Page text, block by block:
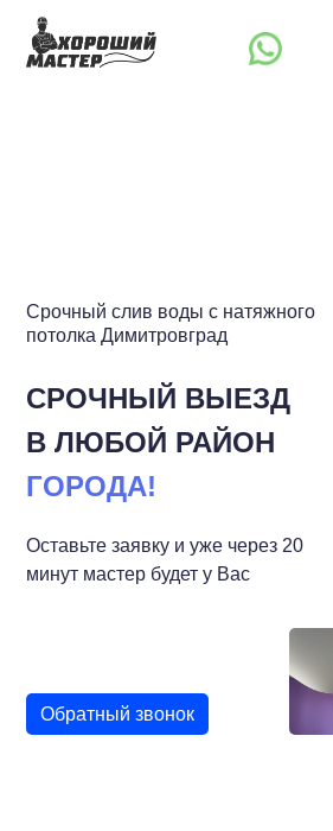
Срочный слив воды с натяжного
потолка Димитровград
СРОЧНЫЙ ВЫЕЗД
В ЛЮБОЙ РАЙОН
ГОРОДА!
Оставьте заявку и уже через 20
минут мастер будет у Вас
Обратный звонок